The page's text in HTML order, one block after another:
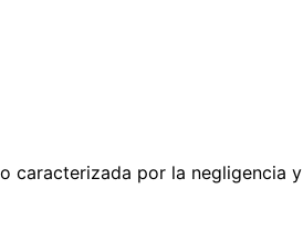
caracterizada por la negligencia y